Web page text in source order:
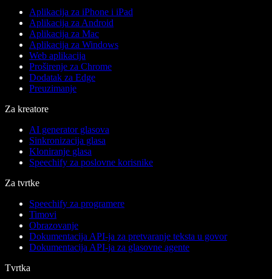
Aplikacija za iPhone i iPad
Aplikacija za Android
Aplikacija za Mac
Aplikacija za Windows
Web aplikacija
Proširenje za Chrome
Dodatak za Edge
Preuzimanje
Za kreatore
AI generator glasova
Sinkronizacija glasa
Kloniranje glasa
Speechify za poslovne korisnike
Za tvrtke
Speechify za programere
Timovi
Obrazovanje
Dokumentacija API-ja za pretvaranje teksta u govor
Dokumentacija API-ja za glasovne agente
Tvrtka